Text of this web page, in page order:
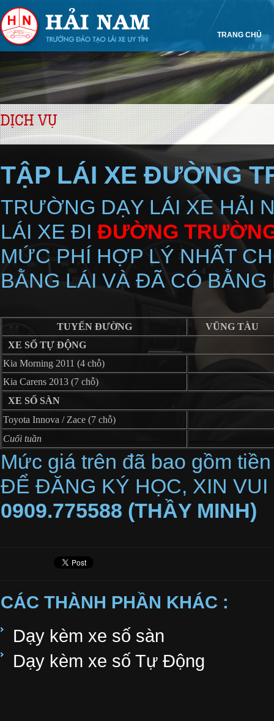
TRANG CHỦ
DỊCH VỤ
TẬP LÁI XE ĐƯỜNG
TRƯỜNG DẠY LÁI XE HẢI
LÁI XE ĐI ĐƯỜNG
MỨC PHÍ HỢP LÝ NHẤT
BẰNG LÁI VÀ ĐÃ CÓ BẰNG
TUYẾN ĐƯỜNG
VŨNG TÀU
XE SỐ TỰ ĐỘNG
Kia Morning 2011 (4 chỗ)
Kia Carens 2013 (7 chỗ)
XE SỐ SÀN
Toyota Innova / Zace (7 chỗ)
Cuối tuần
Mức giá trên đã bao gồm
ĐỂ ĐĂNG KÝ HỌC, XIN
0909.775588 (THẦY MINH)
CÁC THÀNH PHẦN KHÁC :
Dạy kèm xe số sàn
Dạy kèm xe số Tự Động